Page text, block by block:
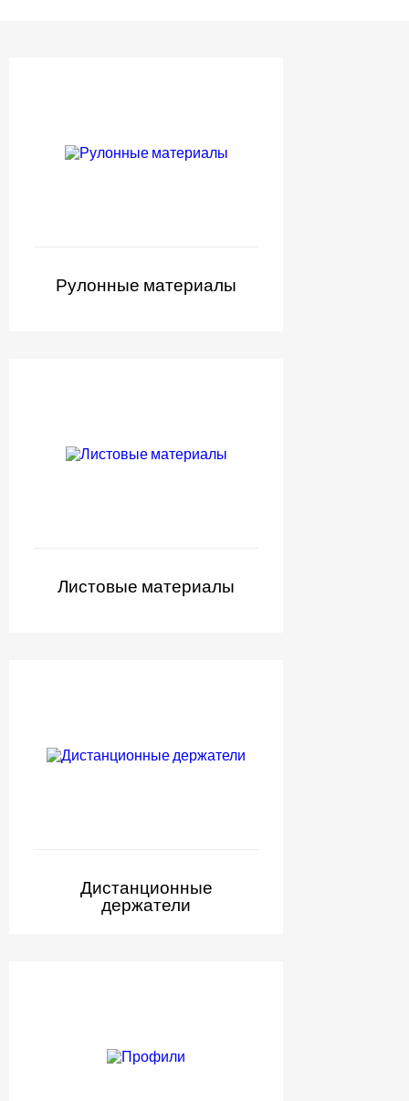
Рулонные материалы
Листовые материалы
Дистанционные
держатели